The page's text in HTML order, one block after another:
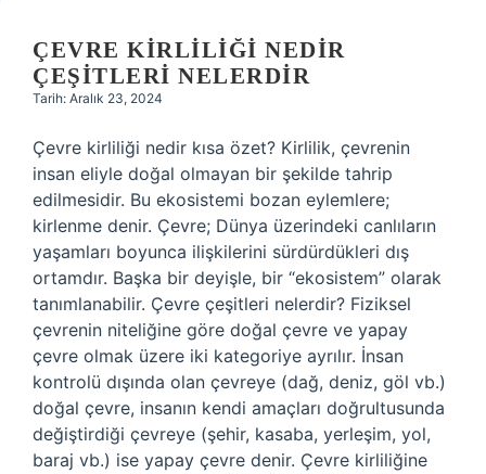
ÇEVRE KIRLILIĞI NEDIR
ÇEŞITLERI NELERDIR
Tarih: Aralık 23, 2024
Çevre kirliliği nedir kısa özet? Kirlilik, çevrenin
insan eliyle doğal olmayan bir şekilde tahrip
edilmesidir. Bu ekosistemi bozan eylemlere;
kirlenme denir. Çevre; Dünya üzerindeki canlıların
yaşamları boyunca ilişkilerini sürdürdükleri dış
ortamdır. Başka bir deyişle, bir “ekosistem” olarak
tanımlanabilir. Çevre çeşitleri nelerdir? Fiziksel
çevrenin niteliğine göre doğal çevre ve yapay
çevre olmak üzere iki kategoriye ayrılır. İnsan
kontrolü dışında olan çevreye (dağ, deniz, göl vb.)
doğal çevre, insanın kendi amaçları doğrultusunda
değiştirdiği çevreye (şehir, kasaba, yerleşim, yol,
baraj vb.) ise yapay çevre denir. Çevre kirliliğine